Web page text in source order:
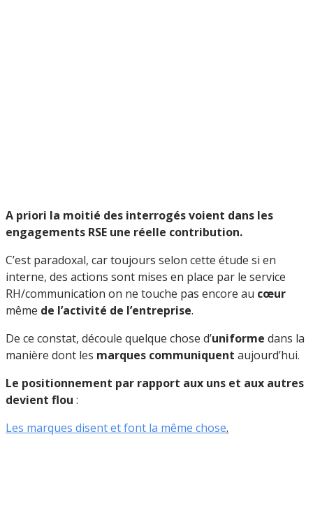
A priori la moitié des interrogés voient dans les
engagements RSE une réelle contribution.
C’est paradoxal, car toujours selon cette étude si en
interne, des actions sont mises en place par le service
RH/communication on ne touche pas encore au cœur
même de l’activité de l’entreprise.
De ce constat, découle quelque chose d’uniforme dans la
manière dont les marques communiquent aujourd’hui.
Le positionnement par rapport aux uns et aux autres
devient flou :
Les marques disent et font la même chose.